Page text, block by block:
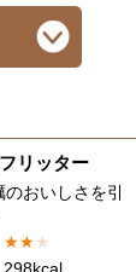
リッター
おいしさを引
★★★